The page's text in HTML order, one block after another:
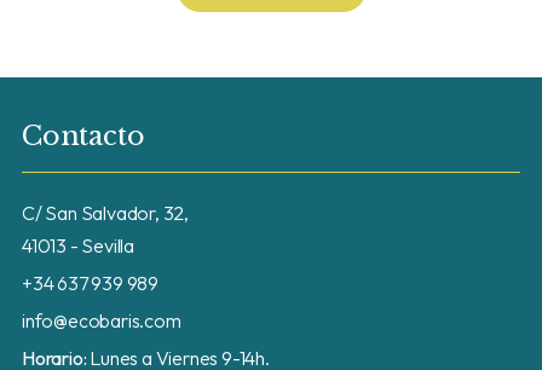
Contacto
C/ San Salvador, 32,
41013 - Sevilla
+34 637 939 989
info@ecobaris.com
Horario: Lunes a Viernes 9-14h.